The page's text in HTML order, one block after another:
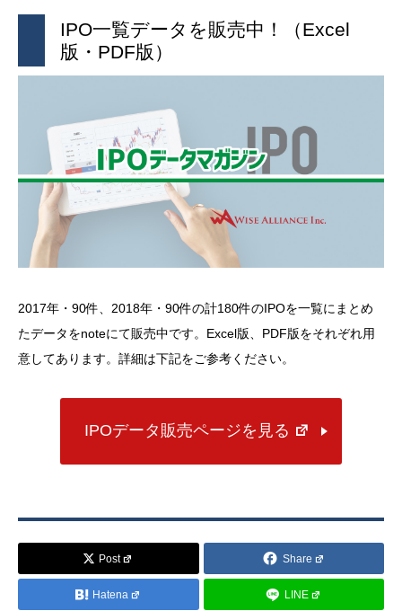
IPO一覧データを販売中！（Excel
版・PDF版）
2017年・90件、2018年・90件の計180件のIPOを一覧にまとめ
たデータをnoteにて販売中です。Excel版、PDF版をそれぞれ用
意してあります。詳細は下記をご参考ください。
IPOデータ販売ページを見る
Post Share
Hatena LINE